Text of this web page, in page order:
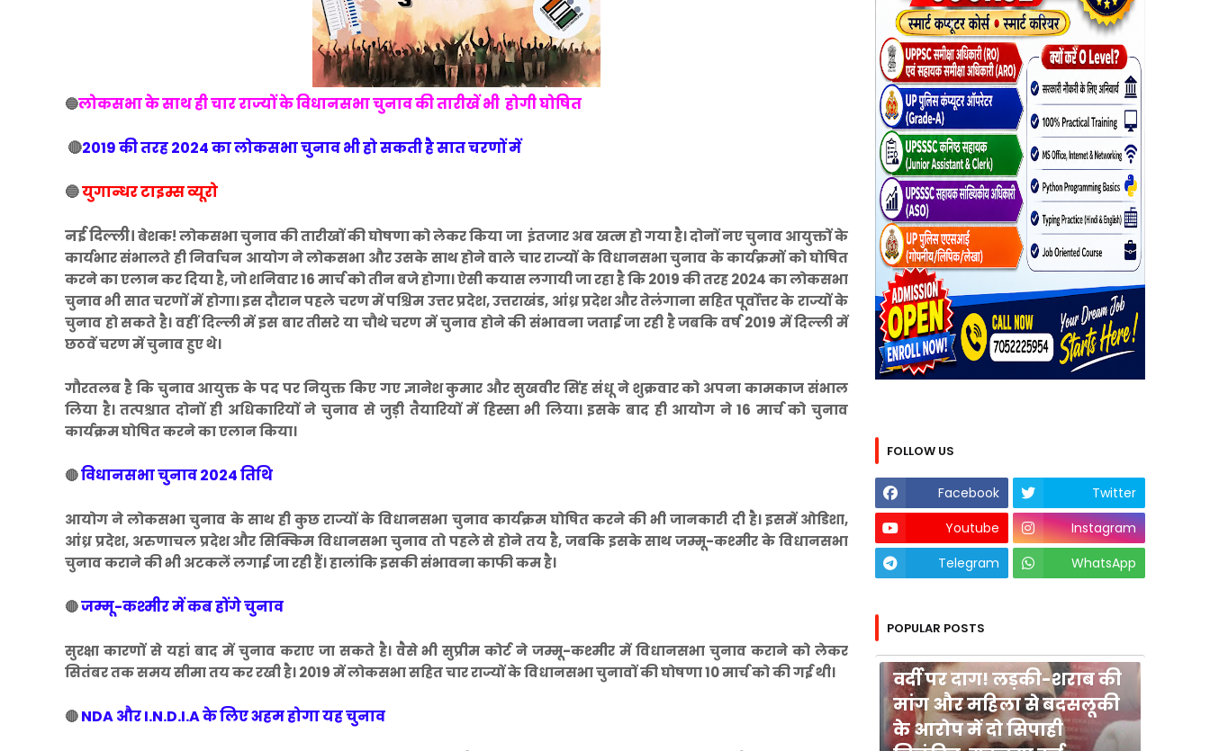
🔵लोकसभा के साथ ही चार राज्यों के विधानसभा चुनाव की तारीखें भी होगी घोषित
🔴2019 की तरह 2024 का लोकसभा चुनाव भी हो सकती है सात चरणों में
🔵युगान्धर टाइम्स व्यूरो
नई दिल्ली।बेशक! लोकसभा चुनाव की तारीखों की घोषणा को लेकर किया जा इंतजार अब खत्म हो गया है। दोनों नए चुनाव आयुक्तों के
कार्यभार संभालते ही निर्वाचन आयोग ने लोकसभा और उसके साथ होने वाले चार राज्यों के विधानसभा चुनाव के कार्यक्रमों को घोषित
करने का एलान कर दिया है, जो शनिवार 16 मार्च को तीन बजे होगा। ऐसी कयास लगायी जा रहा है कि 2019 की तरह 2024 का लोकसभा
चुनाव भी सात चरणों में होगा। इस दौरान पहले चरण में पश्चिम उत्तर प्रदेश, उत्तराखंड, आंध्र प्रदेश और तेलंगाना सहित पूर्वोत्तर के राज्यों के
चुनाव हो सकते है। वहीं दिल्ली में इस बार तीसरे या चौथे चरण में चुनाव होने की संभावना जताई जा रही है जबकि वर्ष 2019 में दिल्ली में
छठवें चरण में चुनाव हुए थे।
गौरतलब है कि चुनाव आयुक्त के पद पर नियुक्त किए गए ज्ञानेश कुमार और सुखवीर सिंह संधू ने शुक्रवार को अपना कामकाज संभाल
लिया है। तत्पश्चात दोनों ही अधिकारियों ने चुनाव से जुड़ी तैयारियों में हिस्सा भी लिया। इसके बाद ही आयोग ने 16 मार्च को चुनाव
कार्यक्रम घोषित करने का एलान किया।
🔴विधानसभा चुनाव 2024 तिथि
आयोग ने लोकसभा चुनाव के साथ ही कुछ राज्यों के विधानसभा चुनाव कार्यक्रम घोषित करने की भी जानकारी दी है। इसमें ओडिशा,
आंध्र प्रदेश, अरुणाचल प्रदेश और सिक्किम विधानसभा चुनाव तो पहले से होने तय है, जबकि इसके साथ जम्मू-कश्मीर के विधानसभा
चुनाव कराने की भी अटकलें लगाई जा रही हैं। हालांकि इसकी संभावना काफी कम है।
🔴जम्मू-कश्मीर में कब होंगे चुनाव
सुरक्षा कारणों से यहां बाद में चुनाव कराए जा सकते है। वैसे भी सुप्रीम कोर्ट ने जम्मू-कश्मीर में विधानसभा चुनाव कराने को लेकर
सितंबर तक समय सीमा तय कर रखी है। 2019 में लोकसभा सहित चार राज्यों के विधानसभा चुनावों की घोषणा 10 मार्च को की गई थी।
🔴NDA और I.N.D.I.A के लिए अहम होगा यह चुनाव
FOLLOW US
Facebook
Twitter
Youtube
Instagram
Telegram
WhatsApp
POPULAR POSTS
वर्दी पर दाग! लड़की-शराब की
मांग और महिला से बदसलूकी
के आरोप में दो सिपाही